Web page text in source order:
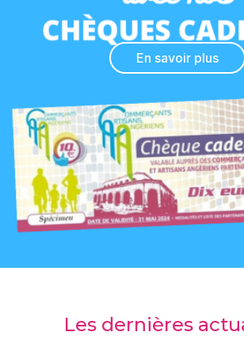
En savoir plus
Les dernières